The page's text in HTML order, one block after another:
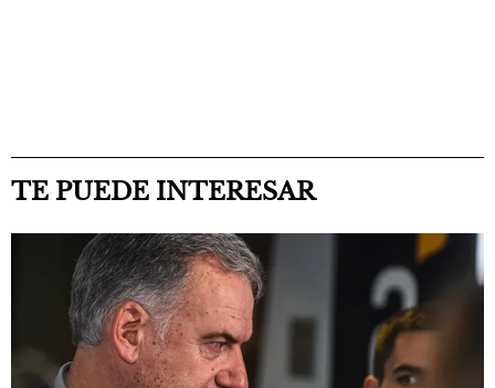
TE PUEDE INTERESAR